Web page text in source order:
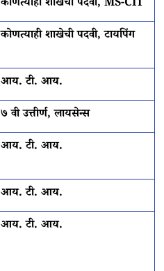
कोणत्याही शाखेची पदवी, MS-CIT
कोणत्याही शाखेची पदवी, टायपिंग
आय. टी. आय.
७ वी उत्तीर्ण, लायसेन्स
आय. टी. आय.
आय. टी. आय.
आय. टी. आय.